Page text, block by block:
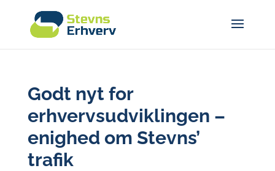
Godt nyt for
erhvervsudviklingen –
enighed om Stevns’
trafik